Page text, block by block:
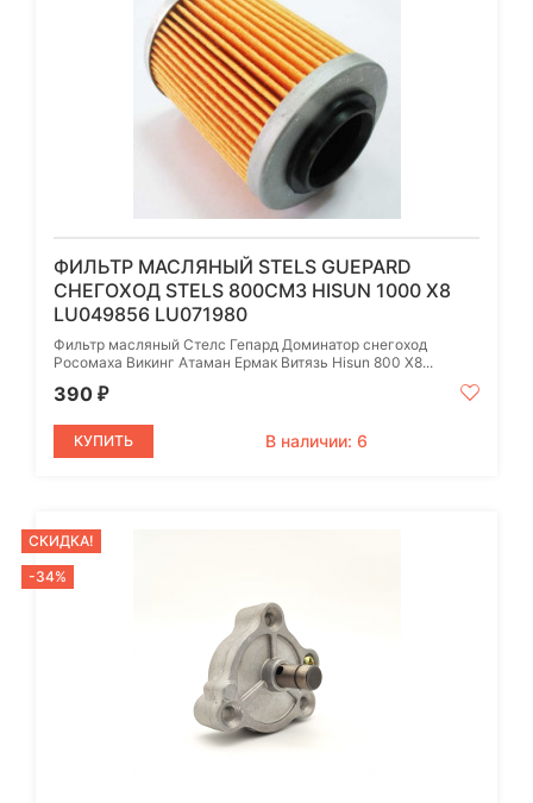
ФИЛЬТР МАСЛЯНЫЙ STELS GUEPARD
СНЕГОХОД STELS 800СМ3 HISUN 1000 X8
LU049856 LU071980
Фильтр масляный Стелс Гепард Доминатор снегоход
Росомаха Викинг Атаман Ермак Витязь Hisun 800 X8...
390 ₽
КУПИТЬ В наличии: 6
СКИДКА!
-34%